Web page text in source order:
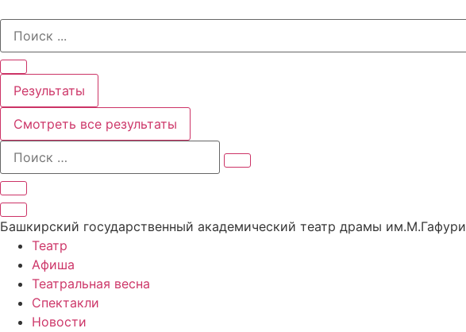
содержимому
Search
Результаты
Смотреть все результаты
Башкирский государственный академический театр драмы им.М.Гафури
Театр
Афиша
Театральная весна
Спектакли
Новости